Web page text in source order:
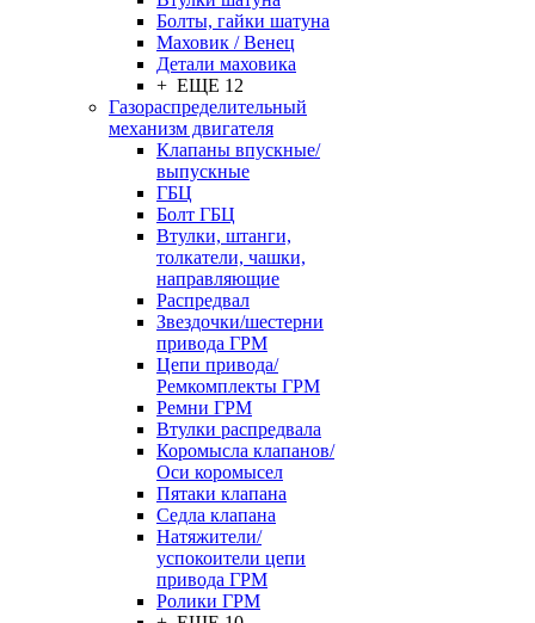
Болты, гайки шатуна
Маховик / Венец
Детали маховика
+ ЕЩЕ 12
Газораспределительный
механизм двигателя
Клапаны впускные/
выпускные
ГБЦ
Болт ГБЦ
Втулки, штанги,
толкатели, чашки,
направляющие
Распредвал
Звездочки/шестерни
привода ГРМ
Цепи привода/
Ремкомплекты ГРМ
Ремни ГРМ
Втулки распредвала
Коромысла клапанов/
Оси коромысел
Пятаки клапана
Седла клапана
Натяжители/
успокоители цепи
привода ГРМ
Ролики ГРМ